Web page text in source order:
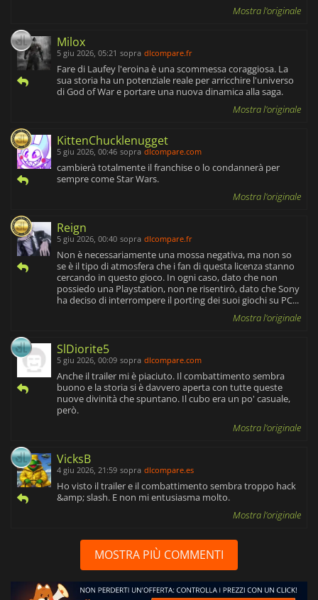
Mostra l'originale
Milox
5 giu 2026, 05:21 sopra dlcompare.fr
Fare di Laufey l'eroina è una scommessa coraggiosa. La
sua storia ha un potenziale reale per arricchire l'universo
di God of War e portare una nuova dinamica alla saga.
Mostra l'originale
KittenChucklenugget
5 giu 2026, 00:46 sopra dlcompare.com
cambierà totalmente il franchise o lo condannerà per
sempre come Star Wars.
Mostra l'originale
Reign
5 giu 2026, 00:40 sopra dlcompare.fr
Non è necessariamente una mossa negativa, ma non so
se è il tipo di atmosfera che i fan di questa licenza stanno
cercando in questo gioco. In ogni caso, dato che non
possiedo una Playstation, non ne risentirò, dato che Sony
ha deciso di interrompere il porting dei suoi giochi su PC...
Mostra l'originale
SlDiorite5
5 giu 2026, 00:09 sopra dlcompare.com
Anche il trailer mi è piaciuto. Il combattimento sembra
buono e la storia si è davvero aperta con tutte queste
nuove divinità che spuntano. Il cubo era un po' casuale,
però.
Mostra l'originale
VicksB
4 giu 2026, 21:59 sopra dlcompare.es
Ho visto il trailer e il combattimento sembra troppo hack
&amp; slash. E non mi entusiasma molto.
Mostra l'originale
MOSTRA PIÙ COMMENTI